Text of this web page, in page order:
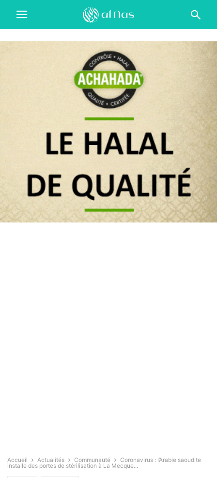
Accueil Actualités Communauté
Coronavirus : l’Arabie saoudite
installe des portes de stérilisation à La Mecque...